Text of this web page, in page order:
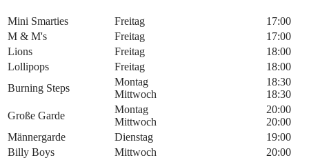
Mini Smarties Freitag
17:00
M & M's
Freitag
17:00
Lions
Freitag
18:00
Lollipops
Freitag
18:00
Burning Steps
Montag
Mittwoch
18:30
18:30
Große Garde
Montag
Mittwoch
20:00
20:00
Männergarde
Dienstag
19:00
Billy Boys
Mittwoch 20:00